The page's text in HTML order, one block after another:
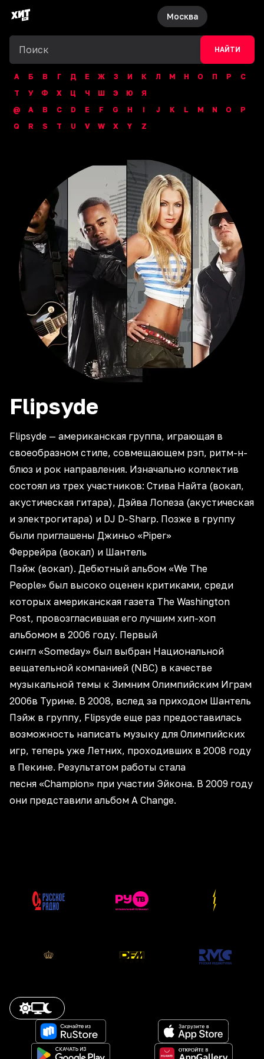
Москва
НАЙТИ
А Б В Г Д Е Ж З И К Л М Н О П Р
С
Т
У Ф Х Ц Ч Ш Э Ю
Я
@
A B C D E F G H I J K L M N O
P
Q
R S T U V W X Y Z
Flipsyde
Flipsyde — американская группа, играющая в
своеобразном стиле, совмещающем рэп, ритм-н-
блюз и рок направления. Изначально коллектив
состоял из трех участников: Стива Найта (вокал,
акустическая гитара), Дэйва Лопеза (акустическая
и электрогитара) и DJ D-Sharp. Позже в группу
были приглашены Джиньо «Piper»
Феррейра (вокал) и Шантель
Пэйж (вокал). Дебютный альбом «We The
People» был высоко оценен критиками, среди
которых американская газета The Washington
Post, провозгласившая его лучшим хип-хоп
альбомом в 2006 году. Первый
сингл «Someday» был выбран Национальной
вещательной компанией (NBC) в качестве
музыкальной темы к Зимним Олимпийским Играм
2006в Турине. В 2008, вслед за приходом Шантель
Пэйж в группу, Flipsyde еще раз предоставилась
возможность написать музыку для Олимпийских
игр, теперь уже Летних, проходивших в 2008 году
в Пекине. Результатом работы стала
песня «Champion» при участии Эйкона. В 2009 году
они представили альбом A Change.